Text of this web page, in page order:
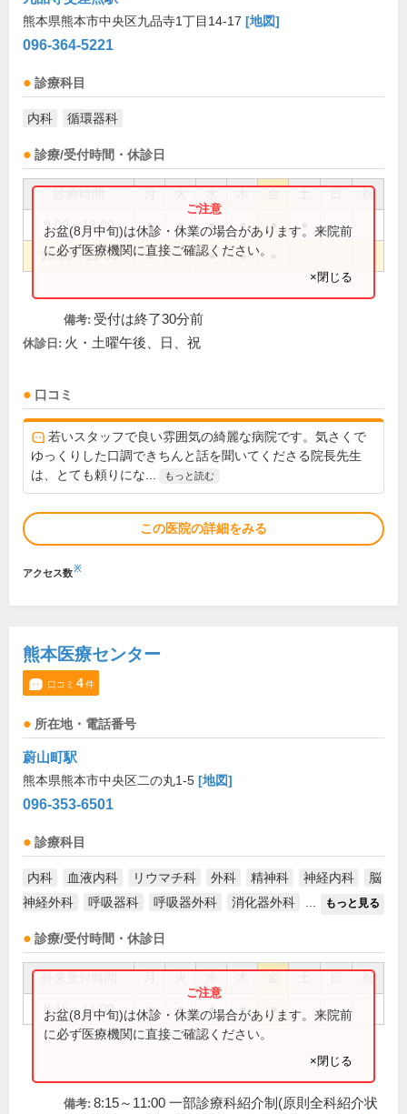
熊本県熊本市中央区九品寺1丁目14-17 [地図]
096-364-5221
診療科目
内科 循環器科
診療/受付時間・休診日
祝
9:00～13:00 ● ● ● ● ●
15:00～19:00 ● ● ●
お盆(8月中旬)は休診・休業の場合があります。来院前
に必ず医療機関に直接ご確認ください。
×閉じる
備考: 受付は終了30分前
休診日: 火・土曜午後、日、祝
口コミ
若いスタッフで良い雰囲気の綺麗な病院です。気さくで
ゆっくりした口調できちんと話を聞いてくださる院長先生
は、とても頼りにな...
もっと読む
この医院の詳細をみる
アクセス数※
熊本医療センター
口コミ 4件
所在地・電話番号
蔚山町駅
熊本県熊本市中央区二の丸1-5 [地図]
096-353-6501
診療科目
内科 血液内科 リウマチ科 外科 精神科 神経内科
脳
神経外科
呼吸器科 呼吸器外科 消化器外科 もっと見る
診療/受付時間・休診日
祝
8:15～11:00 ● ● ● ● ●
お盆(8月中旬)は休診・休業の場合があります。来院前
に必ず医療機関に直接ご確認ください。
×閉じる
備考: 8:15～11:00 一部診療科紹介制(原則全科紹介状